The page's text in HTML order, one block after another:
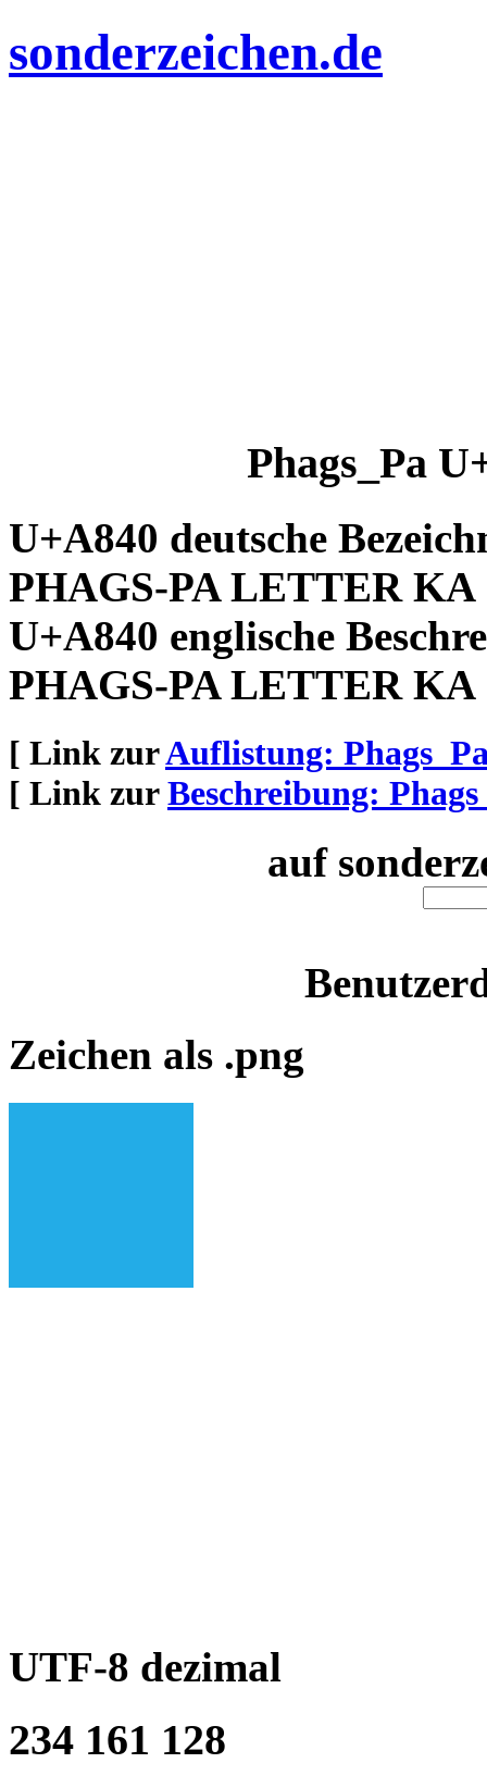
sonderzeichen.de
Phags_Pa
U+A840 deutsche
PHAGS-PA LETTER KA
U+A840 englische
PHAGS-PA LETTER KA
[ Link zurAuflistung:
[ Link zurBeschreibung:
auf
Zeichen als .png
UTF-8 dezimal
234 161 128